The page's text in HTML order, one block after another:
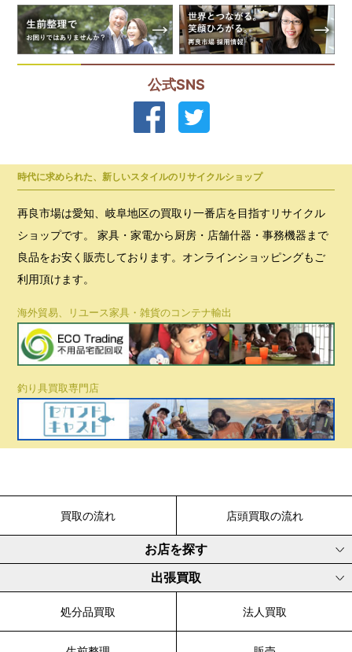
公式SNS
時代に求められた、新しいスタイルのリサイクルショップ
再良市場は愛知、岐阜地区の買取り一番店を目指すリサイクル
ショップです。 家具・家電から厨房・店舗什器・事務機器まで
良品をお安く販売しております。オンラインショッピングもご
利用頂けます。
海外貿易、リユース家具・雑貨のコンテナ輸出
釣り具買取専門店
買取の流れ 店頭買取の流れ
お店を探す
出張買取
処分品買取 法人買取